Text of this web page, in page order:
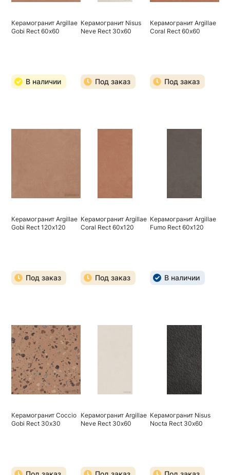
Керамогранит Argillae
Gobi Rect 60х60
В наличии
Керамогранит Nisus
Neve Rect 30х60
Под заказ
Керамогранит Argillae
Coral Rect 60х60
Под заказ
Керамогранит Argillae
Gobi Rect 120х120
Под заказ
Керамогранит Argillae
Coral Rect 60х120
Под заказ
Керамогранит Argillae
Fumo Rect 60х120
В наличии
Керамогранит Coccio
Gobi Rect 30х30
Керамогранит Argillae
Neve Rect 30х60
Керамогранит Nisus
Nocta Rect 30х60